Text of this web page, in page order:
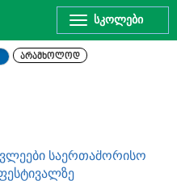
Toggle
navigation
არამხოლოდ
საერთაშორისო